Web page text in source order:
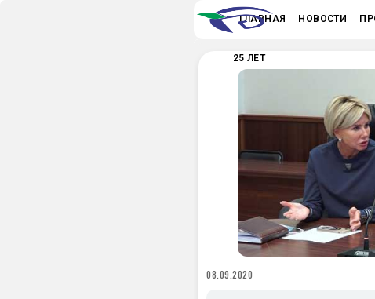
ГЛАВНАЯ НОВОСТИ
25 ЛЕТ
08.09.2020